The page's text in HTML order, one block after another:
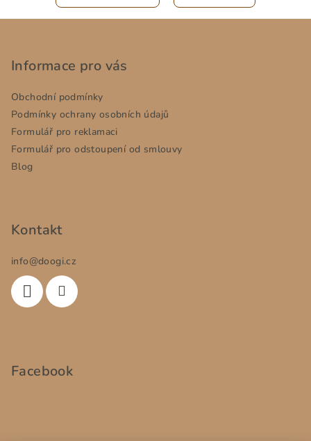
Informace pro vás
Obchodní podmínky
Podmínky ochrany osobních údajů
Formulář pro reklamaci
Formulář pro odstoupení od smlouvy
Blog
Kontakt
info@doogi.cz
Facebook